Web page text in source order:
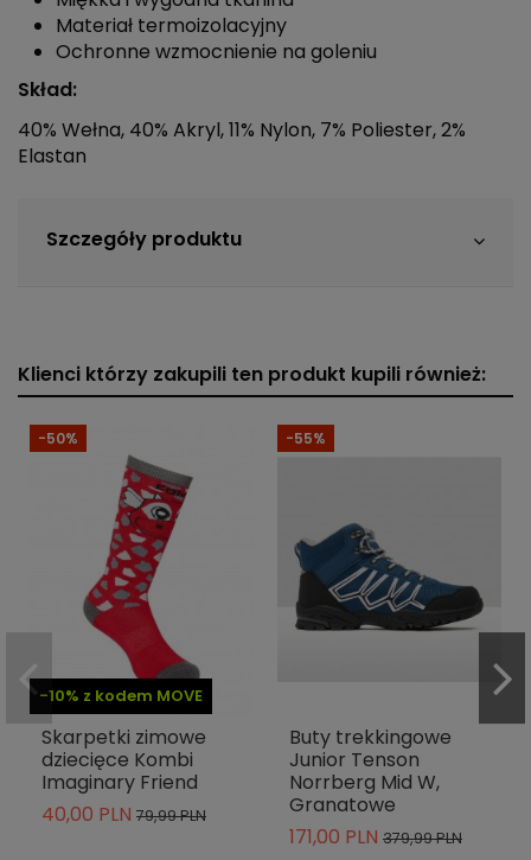
Materiał termoizolacyjny
Ochronne wzmocnienie na goleniu
Skład:
40% Wełna, 40% Akryl, 11% Nylon, 7% Poliester, 2%
Elastan
Szczegóły produktu
Klienci którzy zakupili ten produkt kupili również:
-10% z kodem MOVE
-50%
Skarpetki zimowe
dziecięce Kombi
Imaginary Friend
40,00 PLN 79,99 PLN
-55%
Buty trekkingowe
Junior Tenson
Norrberg Mid W,
Granatowe
171,00 PLN 379,99 PLN